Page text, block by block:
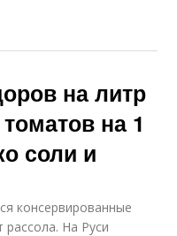
на литр
на 1
соли и
консервированные
На Руси